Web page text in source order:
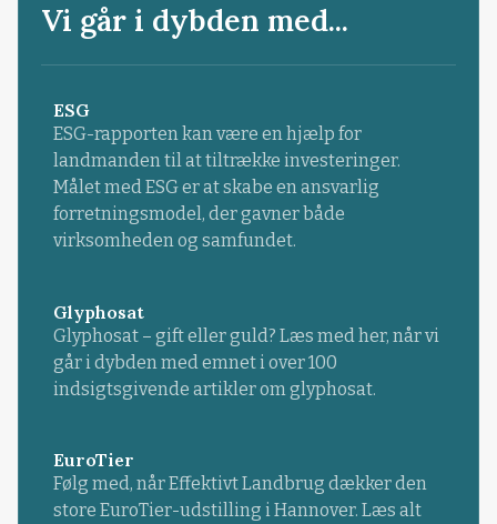
Vi går i dybden med...
ESG
ESG-rapporten kan være en hjælp for
landmanden til at tiltrække investeringer.
Målet med ESG er at skabe en ansvarlig
forretningsmodel, der gavner både
virksomheden og samfundet.
Glyphosat
Glyphosat – gift eller guld? Læs med her, når vi
går i dybden med emnet i over 100
indsigtsgivende artikler om glyphosat.
EuroTier
Følg med, når Effektivt Landbrug dækker den
store EuroTier-udstilling i Hannover. Læs alt